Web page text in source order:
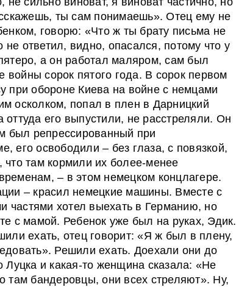
ты сам понимаешь». Отец ему не
говорю: «Что ж ты брату письма не
ответил, видно, опасался, потому что у
а он работал маляром, сам был
войны сорок пятого года. В сорок первом
при обороне Киева на войне с немцами
осколком, попал в плен в Дарницкий
его выпустили, не расстреляли. Он
был репрессированный при
его освободили – без глаза, с повязкой,
там кормили их более-менее
– в этом немецком концлагере.
– красил немецкие машины. Вместе с
частями хотел выехать в Германию, но
с мамой. Ребенок уже был на руках, Эдик.
ехать, отец говорит: «Я ж был в плену,
Решили ехать. Доехали они до
Луцка и какая-то женщина сказала: «Не
там бандеровцы, они всех стреляют». Ну,